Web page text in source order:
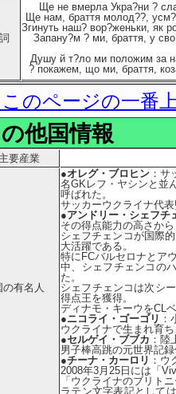
Ще не вмерла Укра?ни ?
Ще нам, браття молод??,
Згинуть наш? вор?женьки, як
Запану?м ? ми, браття, у
Душу й т?ло ми положим за
? покажем, що ми, браття,
のページの一番
他国情報
主要産業
の有名人
●オレグ・ブロヒン ：
名GKレフ・ヤシンと並
呼ばれた。
サッカーウクライナ代
●アンドリー・シェフチ
その得点能力の高さか
シェフチェンコが国際
大活躍である。
特にFCバルセロナとア
中、シェフチェンコの
た。
シェフチェンコは次シ
得点王を獲得。
ディナモ・キーウをCL
●ニコライ・ゴーゴリ ：
ウクライナで生まれ育
●セルゲイ・ブブカ ：陸
男子棒高跳の元世界記
●チーナ・カーロリ ：
2008年3月25日には「
「ウクライナのブリト
ラテン文字表記として